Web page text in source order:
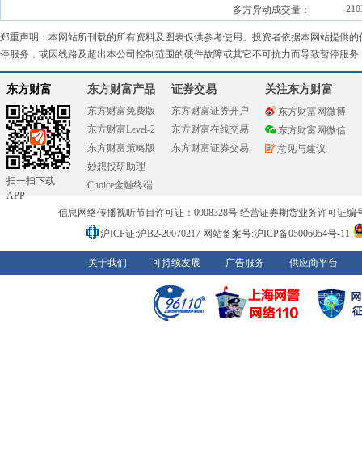
多方异动成交量：
郑重声明：本网站所刊载的所有资料及图表仅供参考使用。投资者依据本网站提供
停服务，或因线路及超出本公司控制范围的硬件故障或其它不可抗力而导致暂停服
东方财富
扫一扫下载
APP
东方财富产品
东方财富免费版
东方财富Level-2
东方财富策略版
妙想投研助理
Choice金融终端
证券交易
东方财富证券开户
东方财富在线交易
东方财富证券交易
关注东方财富
东方财富网微博
东方财富网微信
意见与建议
信息网络传播视听节目许可证：0908328号 经营证券期货业务许可证编
沪ICP证:沪B2-20070217 网站备案号:沪ICP备05006054号-11
关于我们 可持续发展 广告服务 供应商平台